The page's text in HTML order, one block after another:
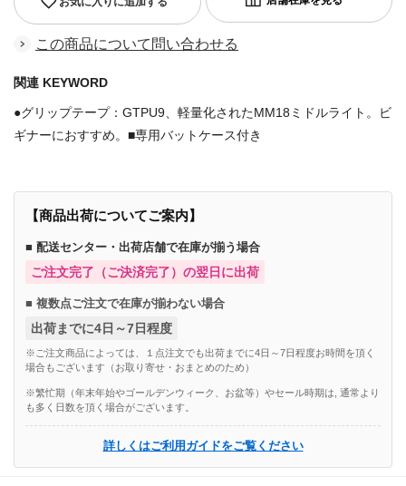
この商品について問い合わせる
関連 KEYWORD
●グリップテープ：GTPU9、軽量化されたMM18ミドルライト。ビ
ギナーにおすすめ。■専用バットケース付き
【商品出荷についてご案内】
■ 配送センター・出荷店舗で在庫が揃う場合
ご注文完了（ご決済完了）の翌日に出荷
■ 複数点ご注文で在庫が揃わない場合
出荷までに4日～7日程度
※ご注文商品によっては、１点注文でも出荷までに4日～7日程度お時間を頂く
場合もございます（お取り寄せ・おまとめのため）
※繁忙期（年末年始やゴールデンウィーク、お盆等）やセール時期は, 通常より
も多く日数を頂く場合がございます。
詳しくはご利用ガイドをご覧ください